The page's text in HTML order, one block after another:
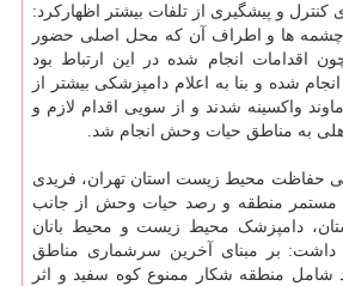
کنترل و پیشگیری از تلفات بیشتر اظهارکرد:
چشمه ها و اطراف آن که محل اصلی حضور
انجام شده در این ارتباط بود
شده و بنا به اعلام دامپزشکی بیشتر از
واکسینه شدند و از سویی اقدام لازم و
به مناطق حیات وحش انجام شد.
حفاظت محیط زیست استان تهران، فریدی
مستمر منطقه و رصد حیات وحش از جانب
دامپزشک محیط زیست و محیط بانان
داشت: بر مبنای آخرین سرشماری مناطق
شامل منطقه شکار ممنوع کوه سفید و اثر